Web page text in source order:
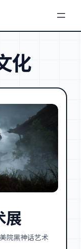
化
展
院黑神话艺术